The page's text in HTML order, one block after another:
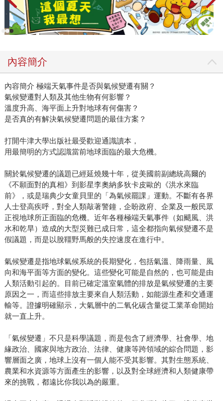
內容簡介
內容簡介 極端天氣事件是否與氣候變遷有關？
氣候變遷對人類及其他生物有何影響？
溫度升高、海平面上升對地球有何傷害？
是否真的有解決氣候變遷問題的最佳方案？
打開牛津大學出版社最受歡迎通識讀本，
用最簡明的方式認識當前地球面臨的最大危機。
關於氣候變遷的議題已經延燒幾十年，從美國前副總統高爾的
《不願面對的真相》到影星李奧納多狄卡皮歐的《洪水來臨
前》，或是瑞典少女童貝里的「為氣候罷課」運動。不斷有各界
人士登高疾呼，對全人類敲著警鐘，企盼政府、企業及一般民眾
正視地球所正面臨的危機。近年各種極端天氣事件（如颶風、洪
水和乾旱）造成的大型災難已成日常，這全都指向氣候變遷不是
假議題，而是以脫韁野馬般的失控速度在進行中。
氣候變遷是指地球氣候系統的長期變化，包括氣溫、降雨量、風
向和海平面等方面的變化。這些變化可能是自然的，也可能是由
人類活動引起的。目前已確定溫室氣體的排放是氣候變遷的主要
原因之一，而這些排放主要來自人類活動，如能源生產和交通運
輸等。證據明確顯示，大氣層中的二氧化碳含量從工業革命開始
就一直上升。
「氣候變遷」不只是科學議題，而是包含了經濟學、社會學、地
緣政治、國家與地方政治、法律、健康等跨領域的綜合問題，影
響層面之廣，地球上沒有一個人能不受其影響。其對生態系統、
農業和水資源等方面產生的影響，以及對全球經濟和人類健康帶
來的挑戰，都遠比你我以為的嚴重。